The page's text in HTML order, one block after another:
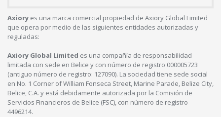
Axiory es una marca comercial propiedad de Axiory Global Limited
que opera por medio de las siguientes entidades autorizadas y
reguladas:
Axiory Global Limited es una compañía de responsabilidad
limitada con sede en Belice y con número de registro 000005723
(antiguo número de registro: 127090). La sociedad tiene sede social
en No. 1 Corner of William Fonseca Street, Marine Parade, Belize City,
Belice, C.A. y está debidamente autorizada por la Comisión de
Servicios Financieros de Belice (FSC), con número de registro
4496214.